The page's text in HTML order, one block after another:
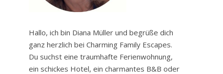
Hallo, ich bin Diana Müller und begrüße dich
ganz herzlich bei Charming Family Escapes.
Du suchst eine traumhafte Ferienwohnung,
ein schickes Hotel, ein charmantes B&B oder